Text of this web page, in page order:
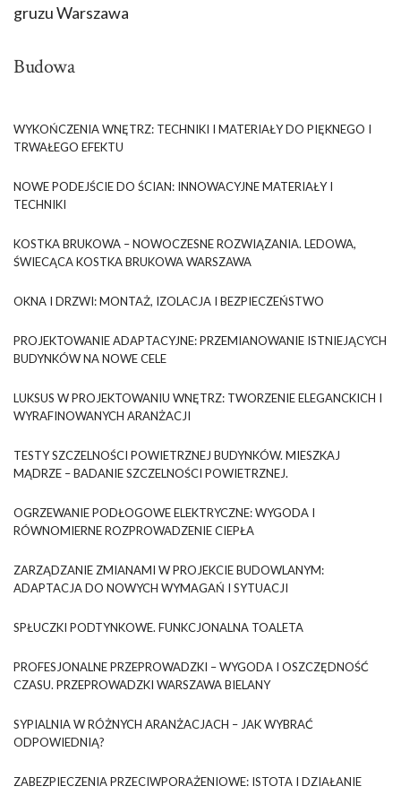
gruzu Warszawa
Budowa
WYKOŃCZENIA WNĘTRZ: TECHNIKI I MATERIAŁY DO PIĘKNEGO I
TRWAŁEGO EFEKTU
NOWE PODEJŚCIE DO ŚCIAN: INNOWACYJNE MATERIAŁY I
TECHNIKI
KOSTKA BRUKOWA – NOWOCZESNE ROZWIĄZANIA. LEDOWA,
ŚWIECĄCA KOSTKA BRUKOWA WARSZAWA
OKNA I DRZWI: MONTAŻ, IZOLACJA I BEZPIECZEŃSTWO
PROJEKTOWANIE ADAPTACYJNE: PRZEMIANOWANIE ISTNIEJĄCYCH
BUDYNKÓW NA NOWE CELE
LUKSUS W PROJEKTOWANIU WNĘTRZ: TWORZENIE ELEGANCKICH I
WYRAFINOWANYCH ARANŻACJI
TESTY SZCZELNOŚCI POWIETRZNEJ BUDYNKÓW. MIESZKAJ
MĄDRZE – BADANIE SZCZELNOŚCI POWIETRZNEJ.
OGRZEWANIE PODŁOGOWE ELEKTRYCZNE: WYGODA I
RÓWNOMIERNE ROZPROWADZENIE CIEPŁA
ZARZĄDZANIE ZMIANAMI W PROJEKCIE BUDOWLANYM:
ADAPTACJA DO NOWYCH WYMAGAŃ I SYTUACJI
SPŁUCZKI PODTYNKOWE. FUNKCJONALNA TOALETA
PROFESJONALNE PRZEPROWADZKI – WYGODA I OSZCZĘDNOŚĆ
CZASU. PRZEPROWADZKI WARSZAWA BIELANY
SYPIALNIA W RÓŻNYCH ARANŻACJACH – JAK WYBRAĆ
ODPOWIEDNIĄ?
ZABEZPIECZENIA PRZECIWPORAŻENIOWE: ISTOTA I DZIAŁANIE